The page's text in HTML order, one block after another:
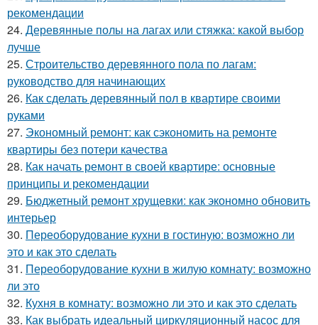
рекомендации
24. Деревянные полы на лагах или стяжка: какой выбор
лучше
25. Строительство деревянного пола по лагам:
руководство для начинающих
26. Как сделать деревянный пол в квартире своими
руками
27. Экономный ремонт: как сэкономить на ремонте
квартиры без потери качества
28. Как начать ремонт в своей квартире: основные
принципы и рекомендации
29. Бюджетный ремонт хрущевки: как экономно обновить
интерьер
30. Переоборудование кухни в гостиную: возможно ли
это и как это сделать
31. Переоборудование кухни в жилую комнату: возможно
ли это
32. Кухня в комнату: возможно ли это и как это сделать
33. Как выбрать идеальный циркуляционный насос для